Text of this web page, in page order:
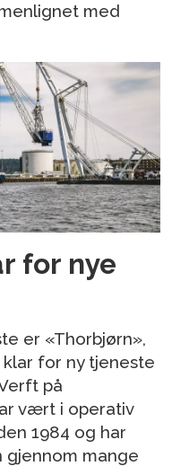
med
for nye
er «Thorbjørn»,
for ny tjeneste
på
vært i operativ
1984 og har
mange